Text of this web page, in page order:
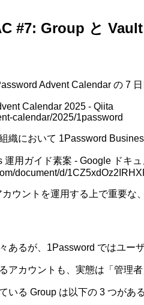
#7: Group と Vault
Advent Calendar の 7
Calendar 2025 - Qiita
calendar/2025/1password
織において 1Password
用ガイド素案 - Google ドキュ
document/d/
ウントを運用する上で重要な
あるが、1Password ではユー
アカウントも、実態は「管理
いる Group は以下の 3 つがある